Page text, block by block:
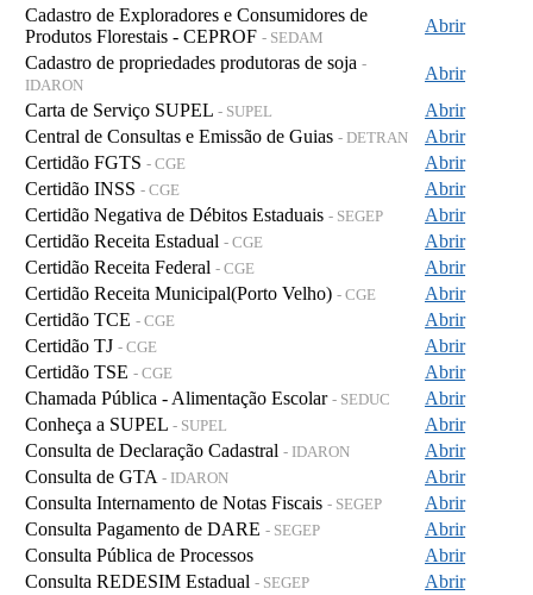
Cadastro de Exploradores e Consumidores de
Produtos Florestais - CEPROF - SEDAM
Abrir
Cadastro de propriedades produtoras de soja -
IDARON
Abrir
Carta de Serviço SUPEL - SUPEL
Abrir
Central de Consultas e Emissão de Guias - DETRAN
Abrir
Certidão FGTS - CGE
Abrir
Certidão INSS - CGE
Abrir
Certidão Negativa de Débitos Estaduais - SEGEP
Abrir
Certidão Receita Estadual - CGE
Abrir
Certidão Receita Federal - CGE
Abrir
Certidão Receita Municipal(Porto Velho) - CGE
Abrir
Certidão TCE - CGE
Abrir
Certidão TJ - CGE
Abrir
Certidão TSE - CGE
Abrir
Chamada Pública - Alimentação Escolar - SEDUC
Abrir
Conheça a SUPEL - SUPEL
Abrir
Consulta de Declaração Cadastral - IDARON
Abrir
Consulta de GTA - IDARON
Abrir
Consulta Internamento de Notas Fiscais - SEGEP
Abrir
Consulta Pagamento de DARE - SEGEP
Abrir
Consulta Pública de Processos
Abrir
Consulta REDESIM Estadual - SEGEP
Abrir